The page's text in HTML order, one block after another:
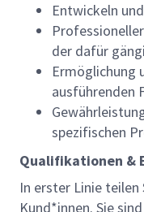
Entwickeln
der dafür
Ermöglichung
ausführenden
spezifischen
Qualifikationen &
In erster Linie
Kund*innen. Sie